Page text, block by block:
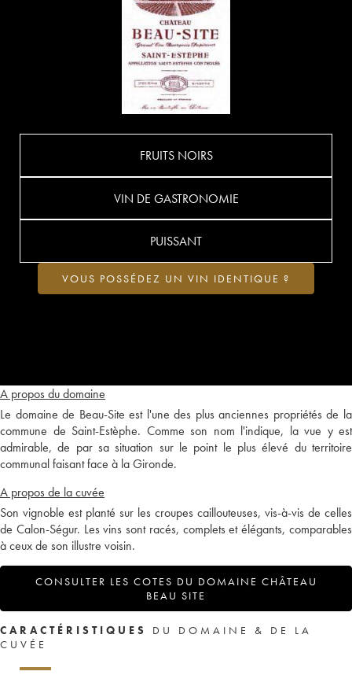
A propos du domaine
Le domaine de Beau-Site est l'une des plus anciennes propriétés de la
commune de Saint-Estèphe. Comme son nom l'indique, la vue y est
admirable, de par sa situation sur le point le plus élevé du territoire
communal faisant face à la Gironde.
A propos de la cuvée
Son vignoble est planté sur les croupes caillouteuses, vis-à-vis de celles
de Calon-Ségur. Les vins sont racés, complets et élégants, comparables
à ceux de son illustre voisin.
CONSULTER LES COTES DU DOMAINE CHÂTEAU
BEAU SITE
FRUITS NOIRS
VIN DE GASTRONOMIE
PUISSANT
VOUS POSSÉDEZ UN VIN IDENTIQUE ?
CARACTÉRISTIQUES
DU DOMAINE & DE LA
CUVÉE